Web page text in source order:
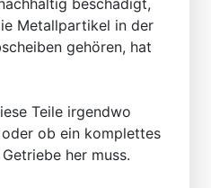
beschädigt,
Metallpartikel in der
gehören, hat
Teile irgendwo
ob ein komplettes
her muss.